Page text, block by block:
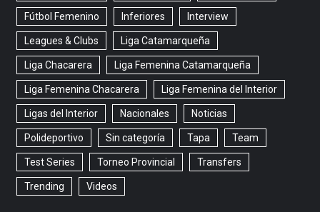
Fútbol Femenino Inferiores Interview
Leagues & Clubs Liga Catamarqueña
Liga Chacarera Liga Femenina Catamarqueña
Liga Femenina Chacarera Liga Femenina del Interior
Ligas del Interior Nacionales Noticias
Polideportivo Sin categoría Tapa Team
Test Series Torneo Provincial Transfers
Trending Videos